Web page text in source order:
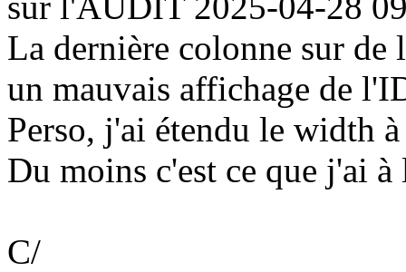
La dernière colonne sur
un mauvais affichage de
Perso, j'ai étendu le width
Du moins c'est ce que j'ai
C/